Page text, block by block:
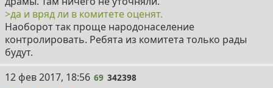
>да и вряд ли в комитете оценят.
Наоборот так проще народонаселение
контролировать. Ребята из комитета только рады
будут.
69
12 фев 2017, 18:56 69 342398